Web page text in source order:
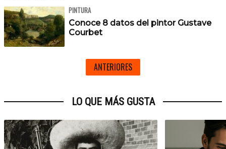
PINTURA
Conoce 8 datos del pintor Gustave
Courbet
ANTERIORES
LO QUE MÁS GUSTA